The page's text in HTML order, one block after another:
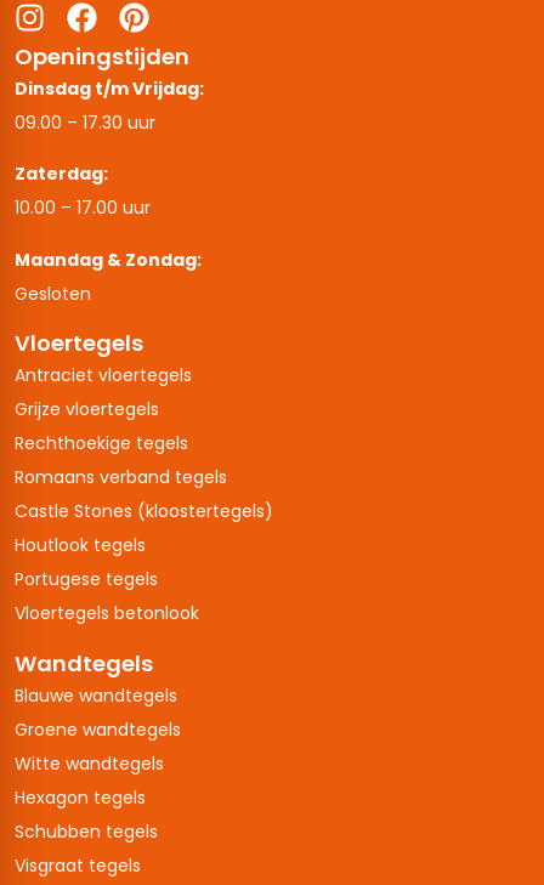
Openingstijden
Dinsdag t/m Vrijdag:
09.00 – 17.30 uur
Zaterdag:
10.00 – 17.00 uur
Maandag & Zondag:
Gesloten
Vloertegels
Antraciet vloertegels
Grijze vloertegels
Rechthoekige tegels
Romaans verband tegels
Castle Stones (kloostertegels)
Houtlook tegels
Portugese tegels
Vloertegels betonlook
Wandtegels
Blauwe wandtegels
Groene wandtegels
Witte wandtegels
Hexagon tegels
Schubben tegels
Visgraat tegels